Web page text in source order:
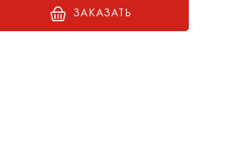
ЗАКАЗАТЬ